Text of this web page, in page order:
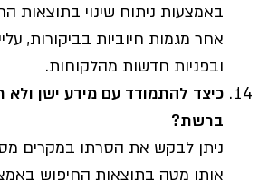
באמצעות ניתוח שינוי בתוצאות
אחר מגמות חיוביות בביקורות,
ובפניות חדשות מהלקוחות.
כיצד להתמודד עם מידע ישן ולא
ברשת?
ניתן לבקש את הסרתו במקרים
אותו מטה בתוצאות החיפוש